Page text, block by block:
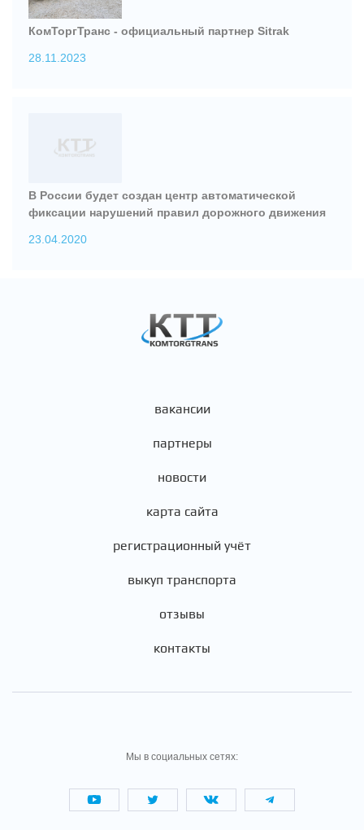
КомТоргТранс - официальный партнер Sitrak
28.11.2023
В России будет создан центр автоматической
фиксации нарушений правил дорожного движения
23.04.2020
вакансии
партнеры
новости
карта сайта
регистрационный учёт
выкуп транспорта
отзывы
контакты
Мы в социальных сетях: